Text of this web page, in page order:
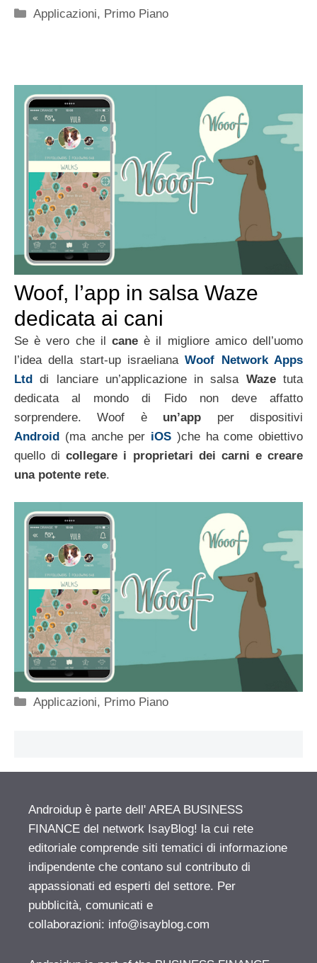
Categorie
Applicazioni, Primo Piano
Woof, l’app in salsa Waze
dedicata ai cani
Se è vero che il cane è il migliore amico dell’uomo
l’idea della start-up israelianaWoof Network Apps
Ltd di lanciare un’applicazione in salsa Wazetuta
dedicata al mondo di Fido non deve affatto
sorprendere. Woof è un’app per dispositivi
Android (ma anche per iOS )che ha come obiettivo
quello di collegare i proprietari dei carni e creare
una potente rete.
Categorie
Applicazioni, Primo Piano
Androidup è parte dell' AREA BUSINESS
FINANCE del network IsayBlog! la cui rete
editoriale comprende siti tematici di informazione
indipendente che contano sul contributo di
appassionati ed esperti del settore. Per
pubblicità, comunicati e
collaborazioni: info@isayblog.com